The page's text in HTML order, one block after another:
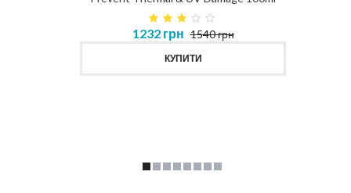
1232 грн 1540 грн
КУПИТИ